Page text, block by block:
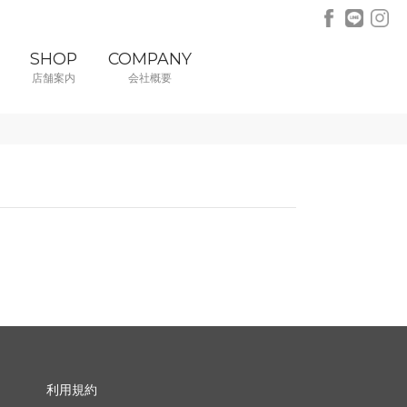
SHOP
店舗案内
COMPANY
会社概要
利用規約